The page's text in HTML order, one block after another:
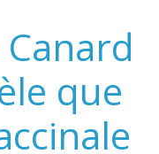
Canard
que